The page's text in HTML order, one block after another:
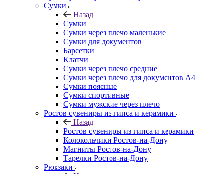
Сумки
Назад
Сумки
Сумки через плечо маленькие
Сумки для документов
Барсетки
Клатчи
Сумки через плечо средние
Сумки через плечо для документов А4
Сумки поясные
Сумки спортивные
Сумки мужские через плечо
Ростов сувениры из гипса и керамики
Назад
Ростов сувениры из гипса и керамики
Колокольчики Ростов-на-Дону
Магниты Ростов-на-Дону
Тарелки Ростов-на-Дону
Рюкзаки